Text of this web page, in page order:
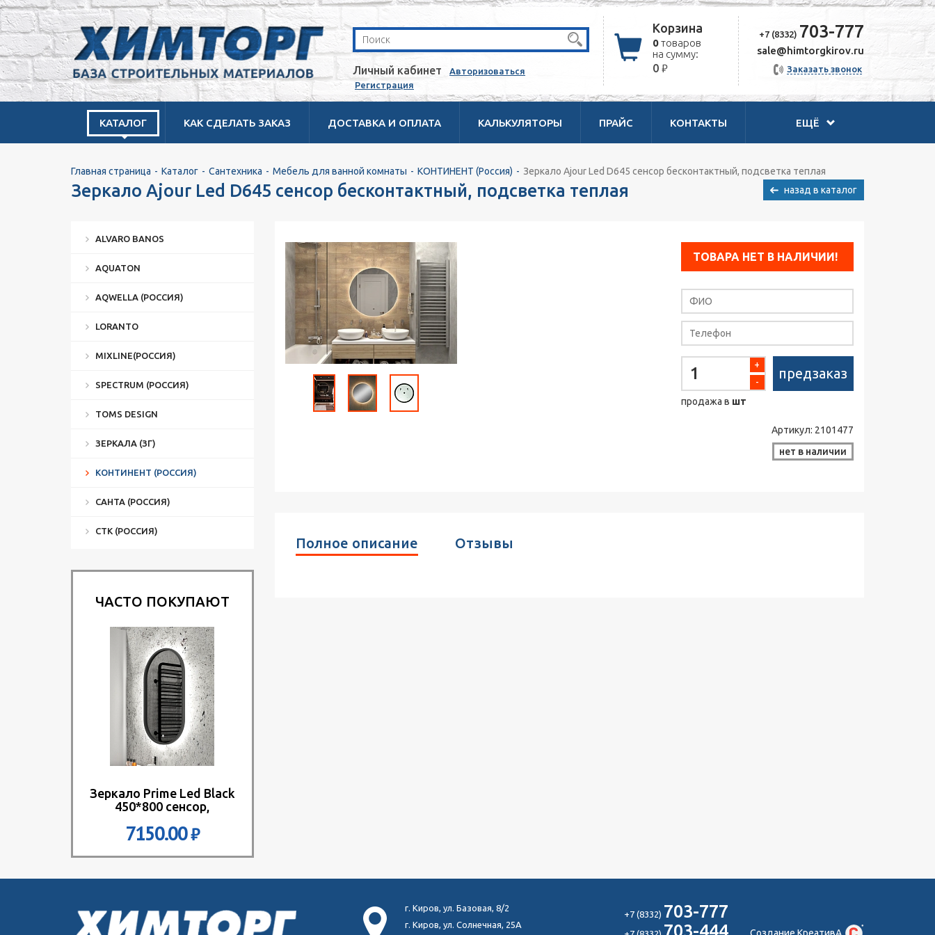
Личный кабинет
Авторизоваться
Регистрация
Корзина
0товаров
на сумму:
0 ₽
+7 (8332) 703-777
sale@himtorgkirov.ru
Заказать звонок
КАТАЛОГ КАК СДЕЛАТЬ ЗАКАЗ ДОСТАВКА И ОПЛАТА КАЛЬКУЛЯТОРЫ ПРАЙС КОНТАКТЫ ЕЩЁ
Главная страница Каталог Сантехника Мебель для ванной комнаты КОНТИНЕНТ (Россия) Зеркало Ajour Led D645 сенсор бесконтактный, подсветка теплая
Зеркало Ajour Led D645 сенсор бесконтактный, подсветка теплая назад в каталог
ALVARO BANOS
AQUATON
AQWELLA (РОССИЯ)
LORANTO
MIXLINE(РОССИЯ)
SPECTRUM (РОССИЯ)
TOMS DESIGN
ЗЕРКАЛА (ЗГ)
КОНТИНЕНТ (РОССИЯ)
САНТА (РОССИЯ)
СТК (РОССИЯ)
ЧАСТО ПОКУПАЮТ
Зеркало Prime Led Black
450*800 сенсор,
7150.00₽
ТОВАРА НЕТ В НАЛИЧИИ!
-
+
продажа в шт
предзаказ
Артикул: 2101477
нет в наличии
Полное описание Отзывы
г. Киров, ул. Базовая, 8/2
г. Киров, ул. Солнечная, 25А
+7 (8332) 703-777
703-444